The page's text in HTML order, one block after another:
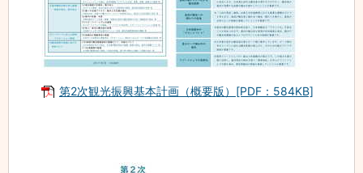
第2次観光振興基本計画（概要版）[PDF：584KB]